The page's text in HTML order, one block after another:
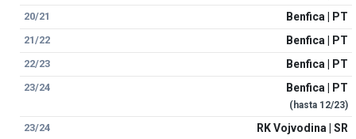
20/21 Benfica | PT
21/22 Benfica | PT
22/23 Benfica | PT
23/24 Benfica | PT
(hasta 12/23)
23/24 RK Vojvodina | SR